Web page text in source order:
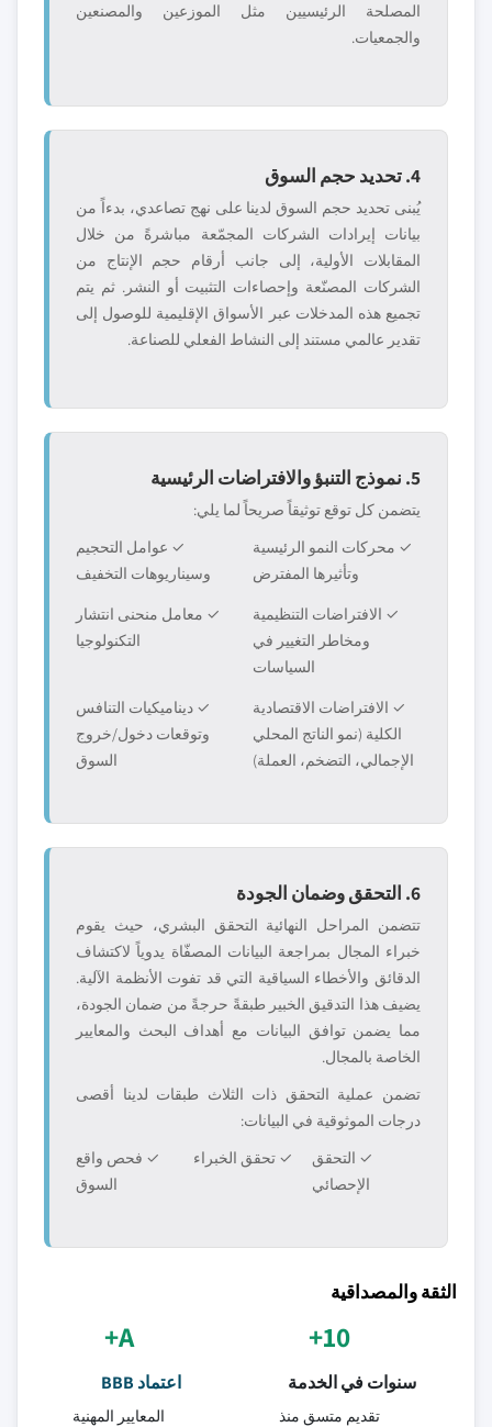
المصلحة الرئيسيين مثل الموزعين والمصنعين
والجمعيات.
4. تحديد حجم السوق
يُبنى تحديد حجم السوق لدينا على نهج تصاعدي، بدءاً من
بيانات إيرادات الشركات المجمّعة مباشرةً من خلال
المقابلات الأولية، إلى جانب أرقام حجم الإنتاج من
الشركات المصنّعة وإحصاءات التثبيت أو النشر. ثم يتم
تجميع هذه المدخلات عبر الأسواق الإقليمية للوصول إلى
تقدير عالمي مستند إلى النشاط الفعلي للصناعة.
5. نموذج التنبؤ والافتراضات الرئيسية
يتضمن كل توقع توثيقاً صريحاً لما يلي:
✓ محركات النمو الرئيسية
وتأثيرها المفترض
✓ عوامل التحجيم
وسيناريوهات التخفيف
✓ الافتراضات التنظيمية
ومخاطر التغيير في
السياسات
✓ معامل منحنى انتشار
التكنولوجيا
✓ الافتراضات الاقتصادية
الكلية (نمو الناتج المحلي
الإجمالي، التضخم، العملة)
✓ ديناميكيات التنافس
وتوقعات دخول/خروج
السوق
6. التحقق وضمان الجودة
تتضمن المراحل النهائية التحقق البشري، حيث يقوم
خبراء المجال بمراجعة البيانات المصفّاة يدوياً لاكتشاف
الدقائق والأخطاء السياقية التي قد تفوت الأنظمة الآلية.
يضيف هذا التدقيق الخبير طبقةً حرجةً من ضمان الجودة،
مما يضمن توافق البيانات مع أهداف البحث والمعايير
الخاصة بالمجال.
تضمن عملية التحقق ذات الثلاث طبقات لدينا أقصى
درجات الموثوقية في البيانات:
✓ التحقق
الإحصائي
✓ تحقق الخبراء
✓ فحص واقع
السوق
الثقة والمصداقية
10+
سنوات في الخدمة
تقديم متسق منذ
A+
اعتماد BBB
المعايير المهنية